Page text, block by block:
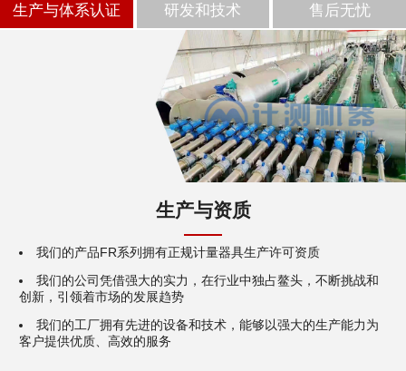
生产与体系认证 研发和技术 售后无忧
生产与资质
我们的产品FR系列拥有正规计量器具生产许可资质
我们的公司凭借强大的实力，在行业中独占鳌头，不断挑战和
创新，引领着市场的发展趋势
我们的工厂拥有先进的设备和技术，能够以强大的生产能力为
客户提供优质、高效的服务